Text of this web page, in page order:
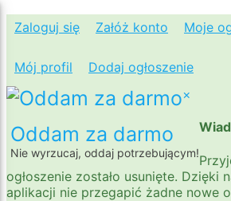
Zaloguj się Załóż konto Moje
Mój profil Dodaj ogłoszenie
Oddam za darmo
Nie wyrzucaj, oddaj potrzebującym!
×
ogłoszenie zostało usunięte. Dzięki
aplikacji nie przegapić żadne nowe